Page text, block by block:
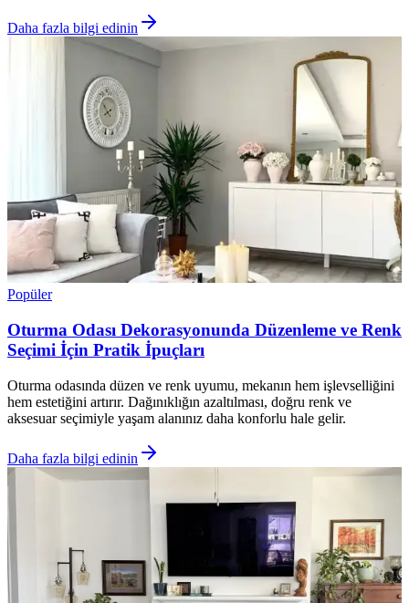
Daha fazla bilgi edinin
Popüler
Oturma Odası Dekorasyonunda Düzenleme ve Renk
Seçimi İçin Pratik İpuçları
Oturma odasında düzen ve renk uyumu, mekanın hem işlevselliğini
hem estetiğini artırır. Dağınıklığın azaltılması, doğru renk ve
aksesuar seçimiyle yaşam alanınız daha konforlu hale gelir.
Daha fazla bilgi edinin